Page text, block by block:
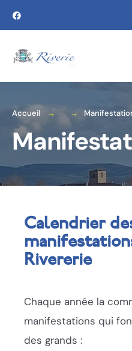
Accueil
Calendrier
Rivererie
Chaque année la
manifestations qui
des grands :